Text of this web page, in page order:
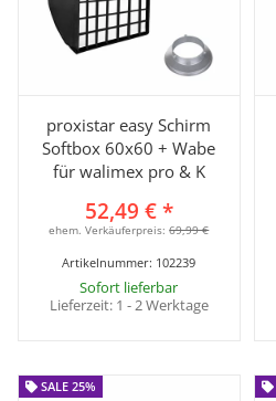
proxistar easy Schirm
Softbox 60x60 + Wabe
für walimex pro & K
52,49 €*
ehem. Verkäuferpreis:69,99 €
Artikelnummer: 102239
Sofort lieferbar
Lieferzeit: 1 - 2 Werktage
SALE 25%
SALE 25%